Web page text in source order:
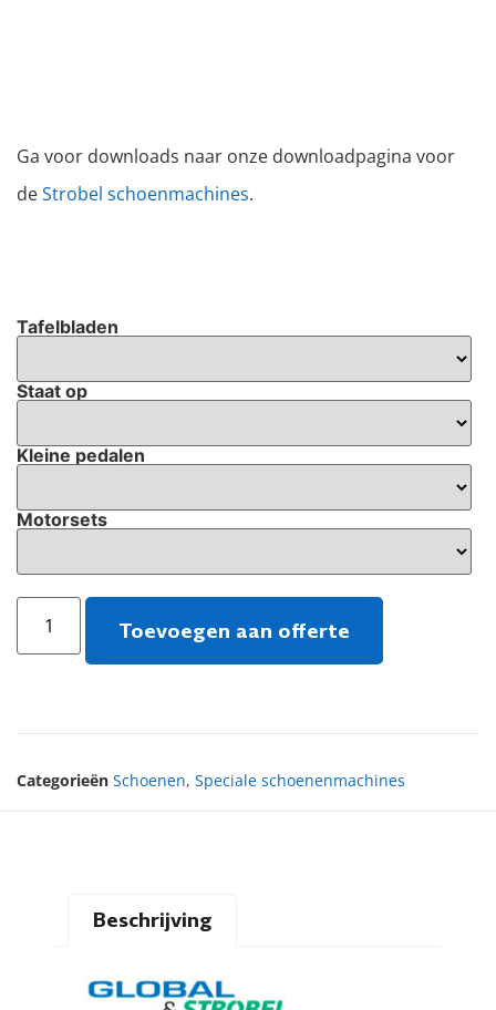
Ga voor downloads naar onze downloadpagina voor
deStrobel schoenmachines.
Tafelbladen
Staat op
Kleine pedalen
Motorsets
Toevoegen aan offerte
Categorieën Schoenen, Speciale schoenenmachines
Beschrijving